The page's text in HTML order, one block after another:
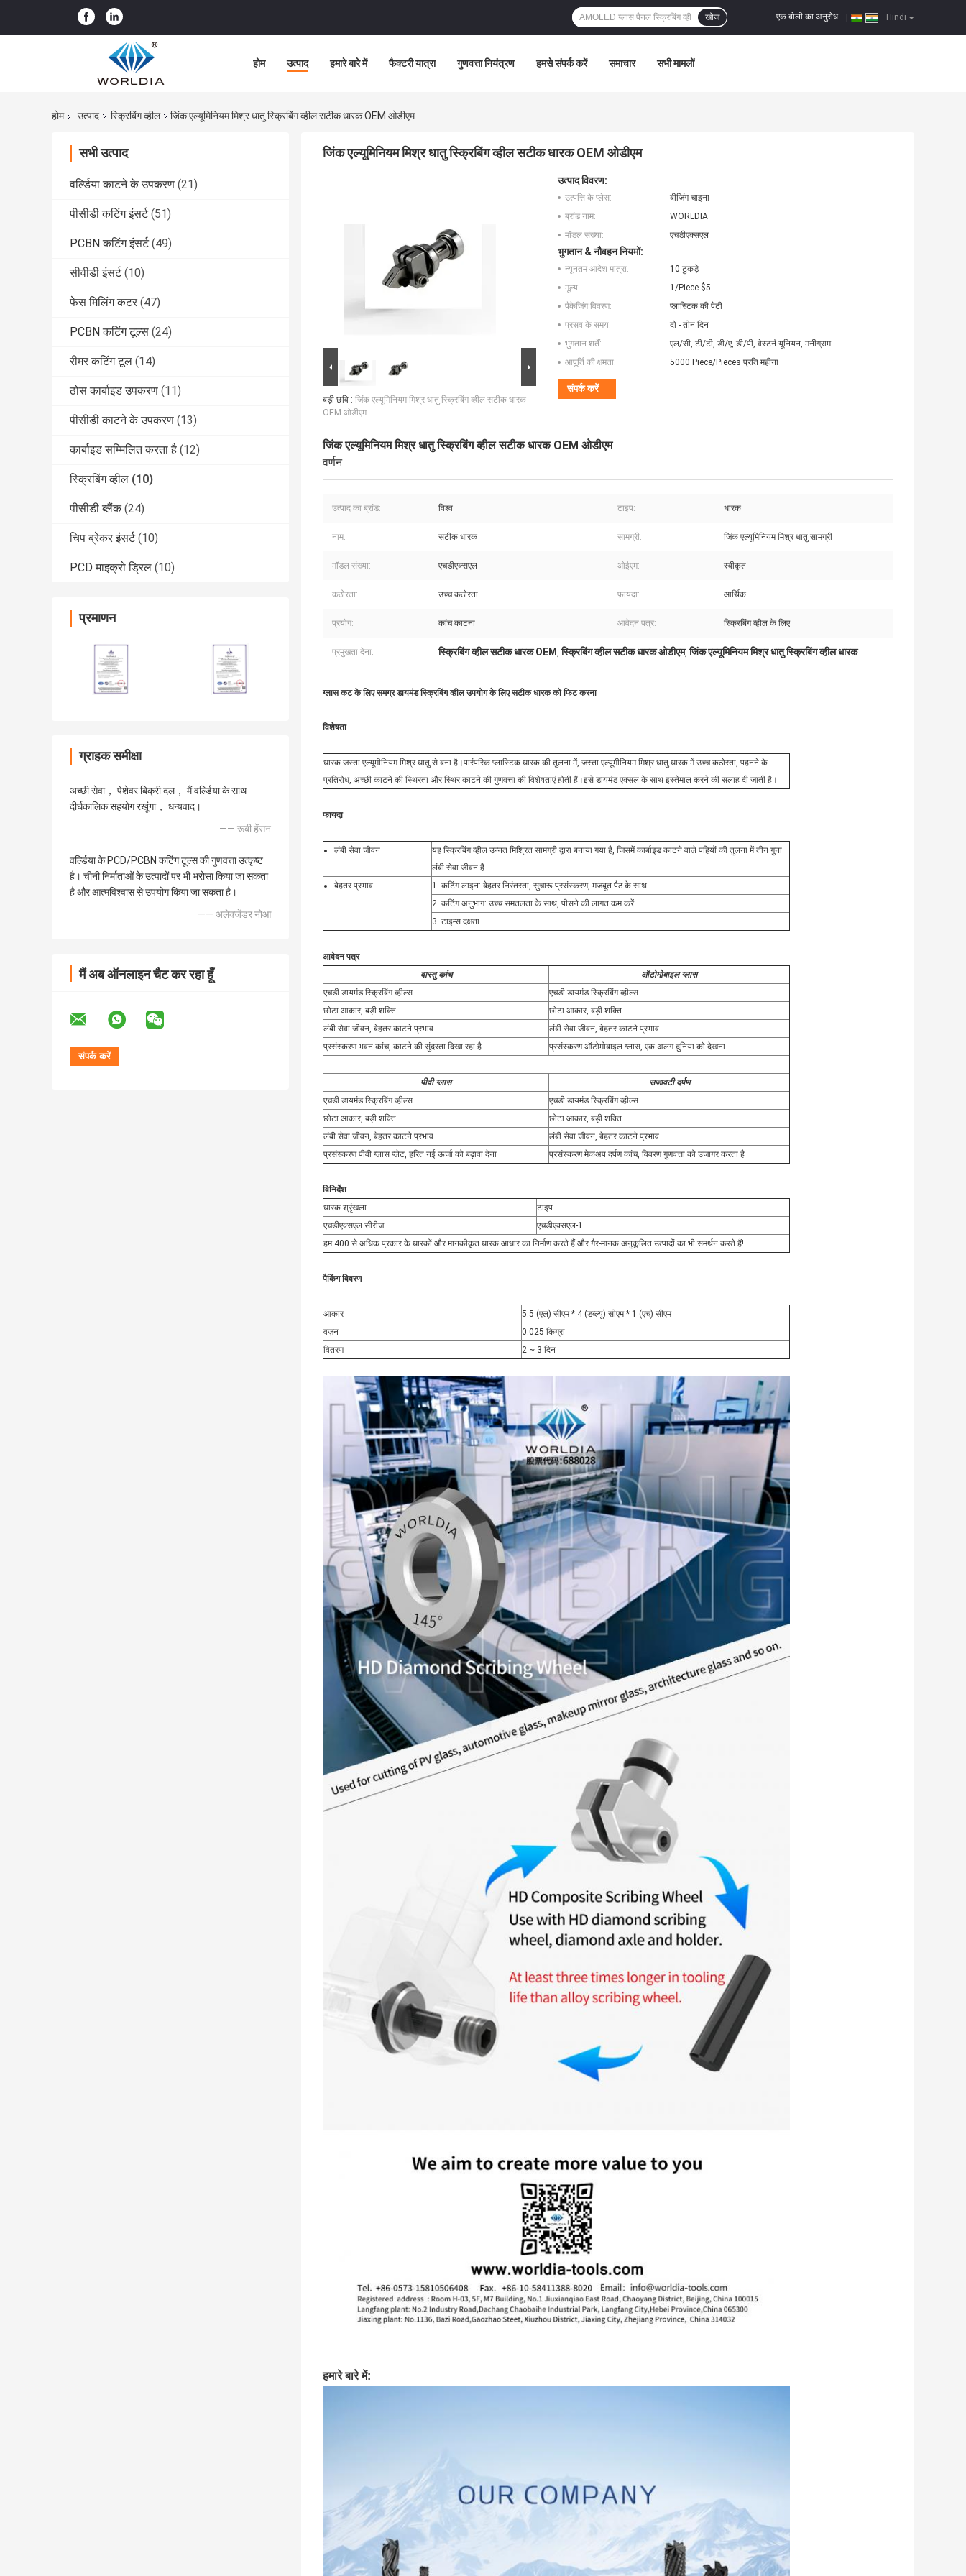
Hindi
एक बोली का अनुरोध
खोज
होम उत्पाद हमारे बारे में फैक्टरी यात्रा गुणवत्ता नियंत्रण हमसे संपर्क करें समाचार सभी मामलों
होम उत्पाद स्क्रिबिंग व्हील जिंक एल्यूमिनियम मिश्र धातु स्क्रिबिंग व्हील सटीक धारक OEM ओडीएम
सभी उत्पाद
वर्ल्डिया काटने के उपकरण (21)
पीसीडी कटिंग इंसर्ट (51)
PCBN कटिंग इंसर्ट (49)
सीवीडी इंसर्ट (10)
फेस मिलिंग कटर (47)
PCBN कटिंग टूल्स (24)
रीमर कटिंग टूल (14)
ठोस कार्बाइड उपकरण (11)
पीसीडी काटने के उपकरण (13)
कार्बाइड सम्मिलित करता है (12)
स्क्रिबिंग व्हील (10)
पीसीडी ब्लैंक (24)
चिप ब्रेकर इंसर्ट (10)
PCD माइक्रो ड्रिल (10)
प्रमाणन
ग्राहक समीक्षा
अच्छी सेवा， पेशेवर बिक्री दल， मैं वर्ल्डिया के साथ
दीर्घकालिक सहयोग रखूंगा， धन्यवाद।
—— रूबी हेंसन
वर्ल्डिया के PCD/PCBN कटिंग टूल्स की गुणवत्ता उत्कृष्ट
है। चीनी निर्माताओं के उत्पादों पर भी भरोसा किया जा सकता
है और आत्मविश्वास से उपयोग किया जा सकता है।
—— अलेक्जेंडर नोआ
मैं अब ऑनलाइन चैट कर रहा हूँ
जिंक एल्यूमिनियम मिश्र धातु स्क्रिबिंग व्हील सटीक धारक OEM ओडीएम
बड़ी छवि : जिंक एल्यूमिनियम मिश्र धातु स्क्रिबिंग व्हील सटीक धारक
OEM ओडीएम
उत्पाद विवरण:
उत्पत्ति के प्लेस:
बीजिंग चाइना
ब्रांड नाम:
WORLDIA
मॉडल संख्या:
एचडीएक्सएल
भुगतान & नौवहन नियमों:
न्यूनतम आदेश मात्रा:
10 टुकड़े
मूल्य:
1/Piece $5
पैकेजिंग विवरण:
प्लास्टिक की पेटी
प्रसव के समय:
दो - तीन दिन
भुगतान शर्तें:
एल/सी, टी/टी, डी/ए, डी/पी, वेस्टर्न यूनियन, मनीग्राम
आपूर्ति की क्षमता:
5000 Piece/Pieces प्रति महीना
संपर्क करें
जिंक एल्यूमिनियम मिश्र धातु स्क्रिबिंग व्हील सटीक धारक OEM ओडीएम
वर्णन
उत्पाद का ब्रांड: विश्व टाइप: धारक
नाम: सटीक धारक सामग्री: जिंक एल्यूमिनियम मिश्र धातु सामग्री
मॉडल संख्या: एचडीएक्सएल ओईएम: स्वीकृत
कठोरता: उच्च कठोरता फ़ायदा: आर्थिक
प्रयोग: कांच काटना आवेदन पत्र: स्क्रिबिंग व्हील के लिए
प्रमुखता देना: स्क्रिबिंग व्हील सटीक धारक OEM ,स्क्रिबिंग व्हील सटीक धारक ओडीएम,जिंक एल्यूमिनियम मिश्र धातु स्क्रिबिंग व्हील धारक
ग्लास कट के लिए समग्र डायमंड स्क्रिबिंग व्हील उपयोग के लिए सटीक धारक को फिट करना
विशेषता
धारक जस्ता-एल्यूमीनियम मिश्र धातु से बना है।पारंपरिक प्लास्टिक धारक की तुलना में, जस्ता-एल्यूमीनियम मिश्र धातु धारक में उच्च कठोरता, पहनने के
प्रतिरोध, अच्छी काटने की स्थिरता और स्थिर काटने की गुणवत्ता की विशेषताएं होती हैं।इसे डायमंड एक्सल के साथ इस्तेमाल करने की सलाह दी जाती है।
फायदा
लंबी सेवा जीवन
यह स्क्रिबिंग व्हील उन्नत मिश्रित सामग्री द्वारा बनाया गया है, जिसमें कार्बाइड काटने वाले पहियों की तुलना में तीन गुना
लंबी सेवा जीवन है
बेहतर प्रभाव
1. कटिंग लाइन: बेहतर निरंतरता, सुचारू प्रसंस्करण, मजबूत पैठ के साथ
2. कटिंग अनुभाग: उच्च समतलता के साथ, पीसने की लागत कम करें
3. टाइम्स दक्षता
आवेदन पत्र
वास्तु कांच
ऑटोमोबाइल ग्लास
एचडी डायमंड स्क्रिबिंग व्हील्स
एचडी डायमंड स्क्रिबिंग व्हील्स
छोटा आकार, बड़ी शक्ति
छोटा आकार, बड़ी शक्ति
लंबी सेवा जीवन, बेहतर काटने प्रभाव
लंबी सेवा जीवन, बेहतर काटने प्रभाव
प्रसंस्करण भवन कांच, काटने की सुंदरता दिखा रहा है
प्रसंस्करण ऑटोमोबाइल ग्लास, एक अलग दुनिया को देखना
पीवी ग्लास
सजावटी दर्पण
एचडी डायमंड स्क्रिबिंग व्हील्स
एचडी डायमंड स्क्रिबिंग व्हील्स
छोटा आकार, बड़ी शक्ति
छोटा आकार, बड़ी शक्ति
लंबी सेवा जीवन, बेहतर काटने प्रभाव
लंबी सेवा जीवन, बेहतर काटने प्रभाव
प्रसंस्करण पीवी ग्लास प्लेट, हरित नई ऊर्जा को बढ़ावा देना
प्रसंस्करण मेकअप दर्पण कांच, विवरण गुणवत्ता को उजागर करता है
विनिर्देश
धारक श्रृंखला
टाइप
एचडीएक्सएल सीरीज
एचडीएक्सएल-1
हम 400 से अधिक प्रकार के धारकों और मानकीकृत धारक आधार का निर्माण करते हैं और गैर-मानक अनुकूलित उत्पादों का भी समर्थन करते हैं!
पैकिंग विवरण
आकार
5.5 (एल) सीएम * 4 (डब्ल्यू) सीएम * 1 (एच) सीएम
वज़न
0.025 किग्रा
वितरण
2 ~ 3 दिन
हमारे बारे में: